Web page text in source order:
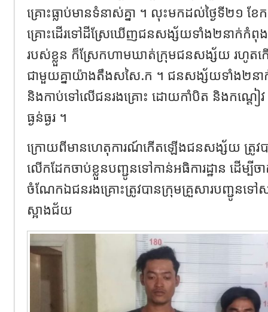
គ្រោះ​ធ្លាប់មានទំនាស់គ្នា ។ លុះមកដល់ថ្ងៃទី២១ ខែ
គ្រោះដើរទៅដីស្រែ​ឃើញជនសង្ស័យទាំង២នាក់កំពុង
របស់ខ្លួន ក៏ស្រែកហាមឃាត់​ក្រុមជនសង្ស័យ រហូតក
ជាមួយគ្នាយ៉ាងតឹងសសៃ.ក ។ ជនសង្ស័យ​ទាំង២នាក់
និងកាប់ទៅលើជនរងគ្រោះ ដោយកាំបិត និងកណ្តៀ
ធ្ងន់ធ្ងរ ។
ក្រោយពីមានហេតុការណ៍កើតឡើងជនសង្ស័យ ត្រូវប
លើកដែកចាប់ខ្លួនបញ្ជូនទៅកាន់អធិការដ្ឋាន ដើម្បីច
ចំណែកឯជនរង​គ្រោះត្រូវបានក្រុមគ្រួសារបញ្ជូនទៅស
ស្អាងជ័យ